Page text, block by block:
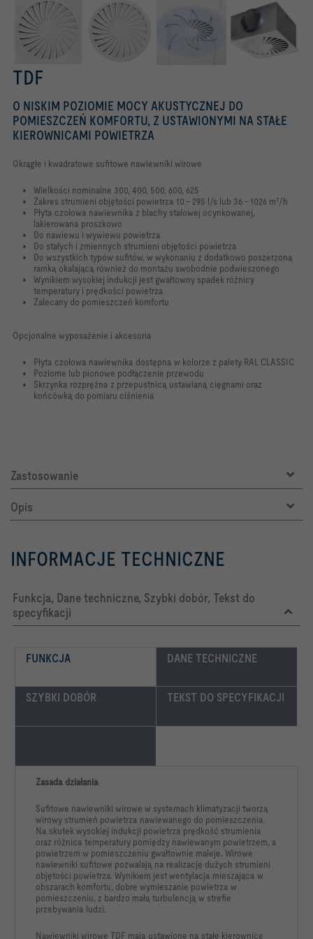
TDF
O NISKIM POZIOMIE MOCY AKUSTYCZNEJ DO
POMIESZCZEŃ KOMFORTU, Z USTAWIONYMI NA STAŁE
KIEROWNICAMI POWIETRZA
Okrągłe i kwadratowe sufitowe nawiewniki wirowe
Wielkości nominalne 300, 400, 500, 600, 625
Zakres strumieni objętości powietrza 10 – 295 l/s lub 36 – 1026 m³/h
Płyta czołowa nawiewnika z blachy stalowej ocynkowanej,
lakierowana proszkowo
Do nawiewu i wywiewu powietrza
Do stałych i zmiennych strumieni objętości powietrza
Do wszystkich typów sufitów, w wykonaniu z dodatkowo poszerzoną
ramką okalającą również do montażu swobodnie podwieszonego
Wynikiem wysokiej indukcji jest gwałtowny spadek różnicy
temperatury i prędkości powietrza
Zalecany do pomieszczeń komfortu
Opcjonalne wyposażenie i akcesoria
Płyta czołowa nawiewnika dostępna w kolorze z palety RAL CLASSIC
Poziome lub pionowe podłączenie przewodu
Skrzynka rozprężna z przepustnicą ustawianą cięgnami oraz
końcówką do pomiaru ciśnienia
Zastosowanie
Opis
INFORMACJE TECHNICZNE
Funkcja, Dane techniczne, Szybki dobór, Tekst do
specyfikacji
FUNKCJA DANE TECHNICZNE
SZYBKI DOBÓR TEKST DO SPECYFIKACJI
Zasada działania
Sufitowe nawiewniki wirowe w systemach klimatyzacji tworzą
wirowy strumień powietrza nawiewanego do pomieszczenia.
Na skutek wysokiej indukcji powietrza prędkość strumienia
oraz różnica temperatury pomiędzy nawiewanym powietrzem, a
powietrzem w pomieszczeniu gwałtownie maleje. Wirowe
nawiewniki sufitowe pozwalają na realizację dużych strumieni
objętości powietrza. Wynikiem jest wentylacja mieszająca w
obszarach komfortu, dobre wymieszanie powietrza w
pomieszczeniu, z bardzo małą turbulencją w strefie
przebywania ludzi.
Nawiewniki wirowe TDF mają ustawione na stałe kierownice